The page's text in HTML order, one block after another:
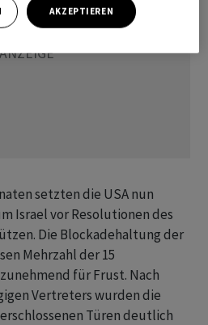
setzten die USA nun
Israel vor Resolutionen des
Die Blockadehaltung der
Mehrzahl der 15
für Frust. Nach
Vertreters wurden die
Türen deutlich
AKZEPTIEREN